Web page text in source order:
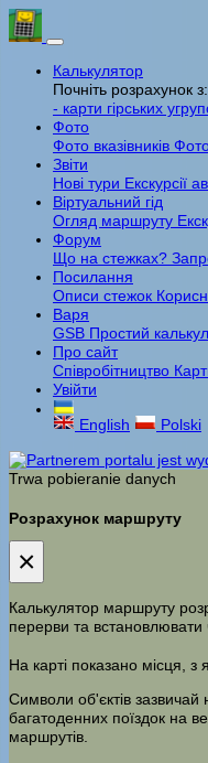
Калькулятор
Почніть розрахунок з:
- карти гірських
Фото
Фото вказівників
Звіти
Нові тури Екскурсії
Віртуальний гід
Огляд маршруту
Форум
Що на стежках?
Посилання
Описи стежок
Варя
GSB Простий
Про сайт
Співробітництво
Увійти
English
Polski
Trwa pobieranie danych
Розрахунок маршруту
×
Калькулятор маршруту
перерви та встановлювати
На карті показано місця,
Символи об'єктів зазвичай
багатоденних поїздок на
маршрутів.